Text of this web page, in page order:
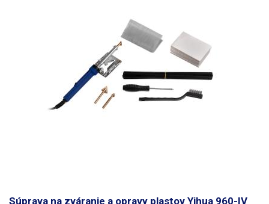
okolo 280 ° C. Aktuálna teplota závisí na okolitej teplote. Ohrev na
maximálnu teplotu podľa nastavenia je cca. 15 minút od zapnutia.
Zopnutý stav zváračky indikuje červená LED. Pre odkladanie
spájkovačky je priložený malý kovový stojan, ktorý zabraňuje
poškodeniu pracovnej plochy.
Obsah balenia:Ručná zváračka plastov
so žehliacou plochou, mini stojan pre odkladanie spájkovačky
Teplotné rozsahy: 180 ° C / 280 ° C (prepínateľné) Rozmery
telesa (žehličky): 14,5x5,6x34,5mm (DxVxŠ) Dĺžka kábla cca 1,2 m
Súprava na zváranie a opravy plastov Yihua 960-IV